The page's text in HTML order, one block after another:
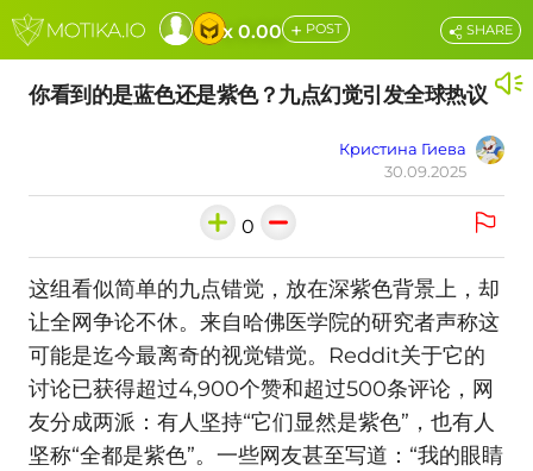
x 0.00 + POST
你看到的是蓝色还是紫色？九点幻觉引发全球热议
Кристина Гиева
30.09.2025
SHARE
0
这组看似简单的九点错觉，放在深紫色背景上，却
让全网争论不休。来自哈佛医学院的研究者声称这
可能是迄今最离奇的视觉错觉。Reddit关于它的
讨论已获得超过4,900个赞和超过500条评论，网
友分成两派：有人坚持“它们显然是紫色”，也有人
坚称“全都是紫色”。一些网友甚至写道：“我的眼睛